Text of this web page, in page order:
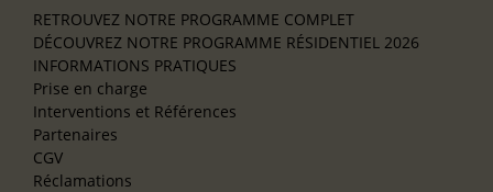
RETROUVEZ NOTRE PROGRAMME COMPLET
DÉCOUVREZ NOTRE PROGRAMME RÉSIDENTIEL 2026
INFORMATIONS PRATIQUES
Prise en charge
Interventions et Références
Partenaires
CGV
Réclamations